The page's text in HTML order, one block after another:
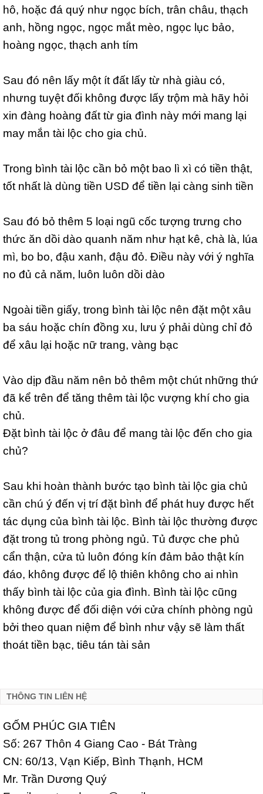
hô, hoặc đá quý như ngọc bích, trân châu, thạch
anh, hồng ngọc, ngọc mắt mèo, ngọc lục bảo,
hoàng ngọc, thạch anh tím
Sau đó nên lấy một ít đất lấy từ nhà giàu có,
nhưng tuyệt đối không được lấy trộm mà hãy hỏi
xin đàng hoàng đất từ gia đình này mới mang lại
may mắn tài lộc cho gia chủ.
Trong bình tài lộc cần bỏ một bao lì xì có tiền thật,
tốt nhất là dùng tiền USD để tiền lại càng sinh tiền
Sau đó bỏ thêm 5 loại ngũ cốc tượng trưng cho
thức ăn dồi dào quanh năm như hạt kê, chà là, lúa
mì, bo bo, đậu xanh, đậu đỏ. Điều này với ý nghĩa
no đủ cả năm, luôn luôn dồi dào
Ngoài tiền giấy, trong bình tài lộc nên đặt một xâu
ba sáu hoặc chín đồng xu, lưu ý phải dùng chỉ đỏ
để xâu lại hoặc nữ trang, vàng bạc
Vào dịp đầu năm nên bỏ thêm một chút những thứ
đã kể trên để tăng thêm tài lộc vượng khí cho gia
chủ.
Đặt bình tài lộc ở đâu để mang tài lộc đến cho gia
chủ?
Sau khi hoàn thành bước tạo bình tài lộc gia chủ
cần chú ý đến vị trí đặt bình để phát huy được hết
tác dụng của bình tài lộc. Bình tài lộc thường được
đặt trong tủ trong phòng ngủ. Tủ được che phủ
cẩn thận, cửa tủ luôn đóng kín đảm bảo thật kín
đáo, không được để lộ thiên không cho ai nhìn
thấy bình tài lộc của gia đình. Bình tài lộc cũng
không được để đối diện với cửa chính phòng ngủ
bởi theo quan niệm để bình như vậy sẽ làm thất
thoát tiền bạc, tiêu tán tài sản
THÔNG TIN LIÊN HỆ
GỐM PHÚC GIA TIÊN
Số: 267 Thôn 4 Giang Cao - Bát Tràng
CN: 60/13, Vạn Kiếp, Bình Thạnh, HCM
Mr. Trần Dương Quý